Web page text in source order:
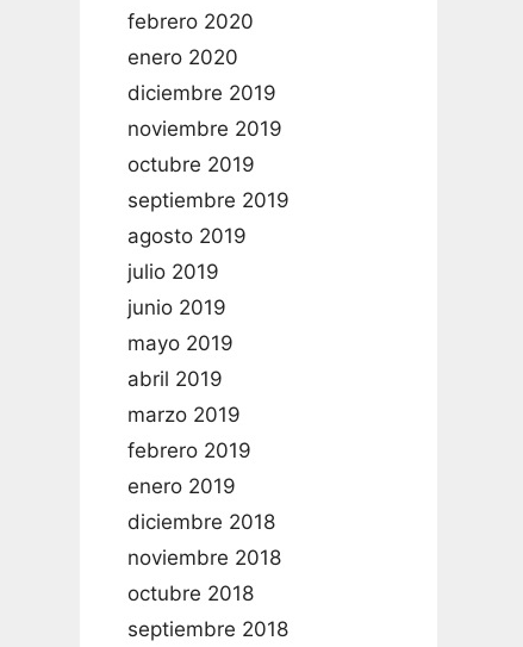
febrero 2020
enero 2020
diciembre 2019
noviembre 2019
octubre 2019
septiembre 2019
agosto 2019
julio 2019
junio 2019
mayo 2019
abril 2019
marzo 2019
febrero 2019
enero 2019
diciembre 2018
noviembre 2018
octubre 2018
septiembre 2018